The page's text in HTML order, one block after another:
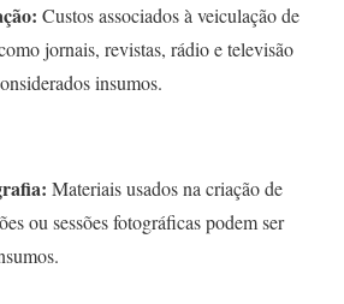
Custos associados à veiculação de
jornais, revistas, rádio e televisão
insumos.
Materiais usados na criação de
ou sessões fotográficas podem ser